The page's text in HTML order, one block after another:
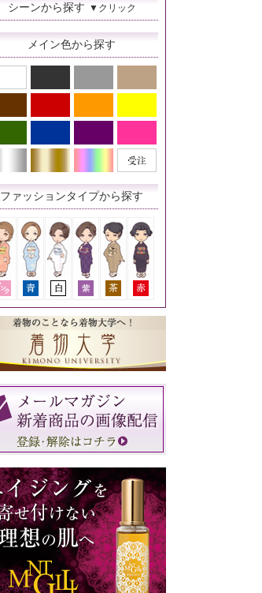
シーンから探す ▼クリック
メイン色から探す
ファッションタイプから探す